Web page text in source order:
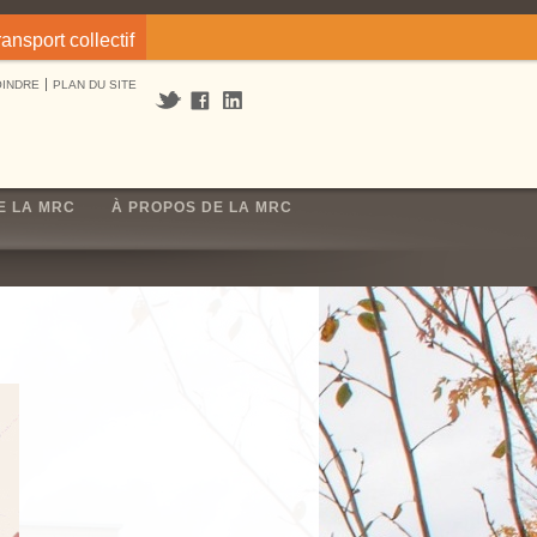
collectif
PLAN DU SITE
LA MRC À PROPOS DE LA MRC